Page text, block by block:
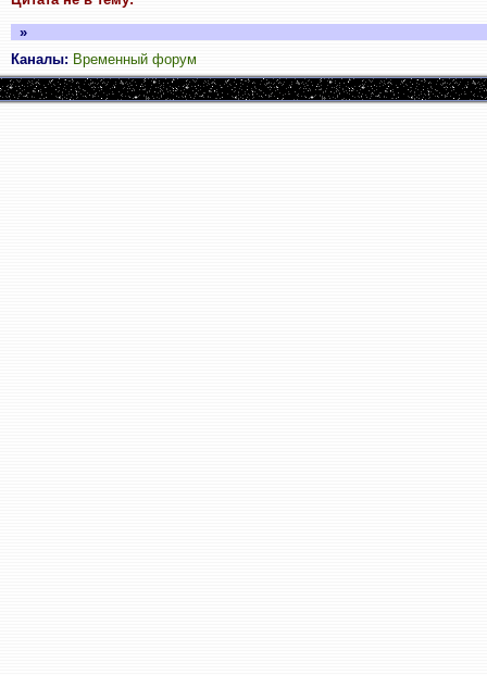
»
Каналы: Временный форум